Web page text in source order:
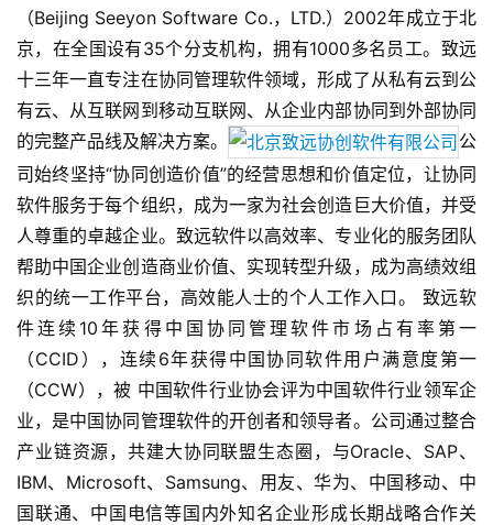
首
页
游
茶
原
创
游
戏
业
界
手
机
游
（Beijing Seeyon Software Co.，LTD.）2002年成立于北
京，在全国设有35个分支机构，拥有1000多名员工。致远
十三年一直专注在协同管理软件领域，形成了从私有云到公
有云、从互联网到移动互联网、从企业内部协同到外部协同
的完整产品线及解决方案。
公
司始终坚持“协同创造价值”的经营思想和价值定位，让协同
软件服务于每个组织，成为一家为社会创造巨大价值，并受
人尊重的卓越企业。致远软件以高效率、专业化的服务团队
帮助中国企业创造商业价值、实现转型升级，成为高绩效组
织的统一工作平台，高效能人士的个人工作入口。 致远软
件连续10年获得中国协同管理软件市场占有率第一
（CCID），连续6年获得中国协同软件用户满意度第一
（CCW），被 中国软件行业协会评为中国软件行业领军企
业，是中国协同管理软件的开创者和领导者。公司通过整合
产业链资源，共建大协同联盟生态圈，与Oracle、SAP、
IBM、Microsoft、Samsung、用友、华为、中国移动、中
国联通、中国电信等国内外知名企业形成长期战略合作关